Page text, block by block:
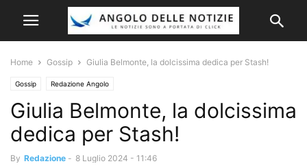
Home Gossip Giulia Belmonte, la dolcissima dedica per Stash!
Gossip Redazione Angolo
Giulia Belmonte, la dolcissima
dedica per Stash!
By Redazione - 8 Luglio 2024 - 11:46